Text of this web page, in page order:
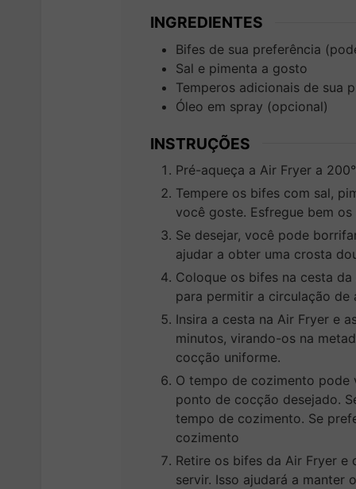
INGREDIENTES
Bifes de sua preferência
Sal e pimenta a gosto
Temperos adicionais de sua
Óleo em spray (opcional)
INSTRUÇÕES
Pré-aqueça a Air Fryer a
Tempere os bifes com sal,
você goste. Esfregue bem
Se desejar, você pode
ajudar a obter uma crosta
Coloque os bifes na cesta
para permitir a circulação de
Insira a cesta na Air Fryer e
minutos, virando-os na
cocção uniforme.
O tempo de cozimento pode
ponto de cocção desejado.
tempo de cozimento. Se
cozimento
Retire os bifes da Air Fryer e
servir. Isso ajudará a manter